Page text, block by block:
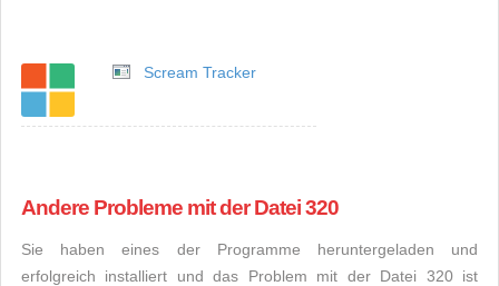
Scream Tracker
Andere Probleme mit der Datei 320
Sie haben eines der Programme heruntergeladen und
erfolgreich installiert und das Problem mit der Datei 320 ist